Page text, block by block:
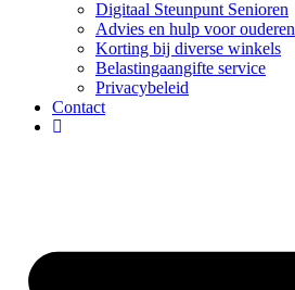
Digitaal Steunpunt Senioren
Advies en hulp voor ouderen
Korting bij diverse winkels
Belastingaangifte service
Privacybeleid
Contact